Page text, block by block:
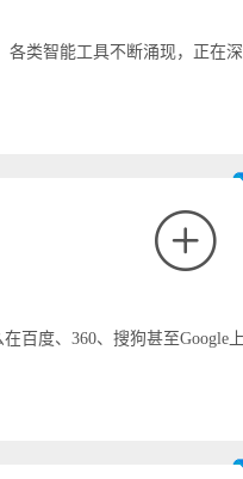
类智能工具不断涌现，正在
百度、360、搜狗甚至Google